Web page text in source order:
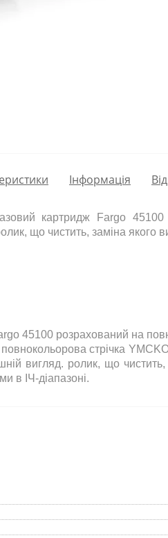
Інформація
картридж Fargo
що чистить, заміна якого
45100 розрахований на
повнокольорова стрічка
вигляд. ролик, що
в ІЧ-діапазоні.